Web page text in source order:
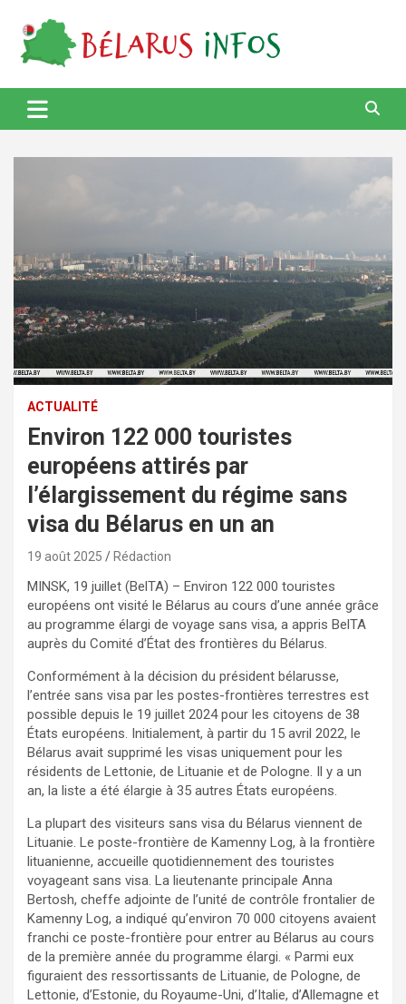
content
Bélarus Infos
ACTUALITÉ
Environ 122 000 touristes
européens attirés par
l’élargissement du régime sans
visa du Bélarus en un an
19 août 2025 Rédaction
MINSK, 19 juillet (BelTA) – Environ 122 000 touristes
européens ont visité le Bélarus au cours d’une année grâce
au programme élargi de voyage sans visa, a appris BelTA
auprès du Comité d’État des frontières du Bélarus.
Conformément à la décision du président bélarusse,
l’entrée sans visa par les postes-frontières terrestres est
possible depuis le 19 juillet 2024 pour les citoyens de 38
États européens. Initialement, à partir du 15 avril 2022, le
Bélarus avait supprimé les visas uniquement pour les
résidents de Lettonie, de Lituanie et de Pologne. Il y a un
an, la liste a été élargie à 35 autres États européens.
La plupart des visiteurs sans visa du Bélarus viennent de
Lituanie. Le poste-frontière de Kamenny Log, à la frontière
lituanienne, accueille quotidiennement des touristes
voyageant sans visa. La lieutenante principale Anna
Bertosh, cheffe adjointe de l’unité de contrôle frontalier de
Kamenny Log, a indiqué qu’environ 70 000 citoyens avaient
franchi ce poste-frontière pour entrer au Bélarus au cours
de la première année du programme élargi. « Parmi eux
figuraient des ressortissants de Lituanie, de Pologne, de
Lettonie, d’Estonie, du Royaume-Uni, d’Italie, d’Allemagne et